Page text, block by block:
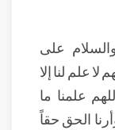
على
علم لنا إلا
علمنا ما
الحق حقاً